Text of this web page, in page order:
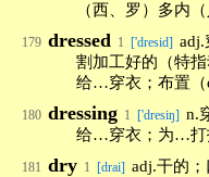
（西、罗）多内
179 dressed 1 ['dresid] adj.
割加工好的（特
给…穿衣；布置（
180 dressing 1 ['dresiŋ] n.
给…穿衣；为…打
181 dry 1 [drai] adj.干的